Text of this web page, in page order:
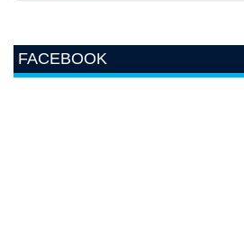
FACEBOOK